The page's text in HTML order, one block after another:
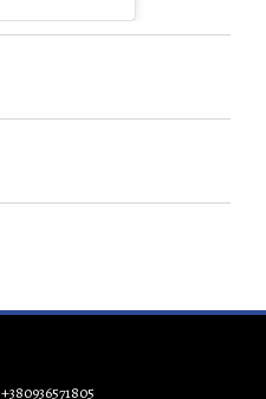
+380936571805